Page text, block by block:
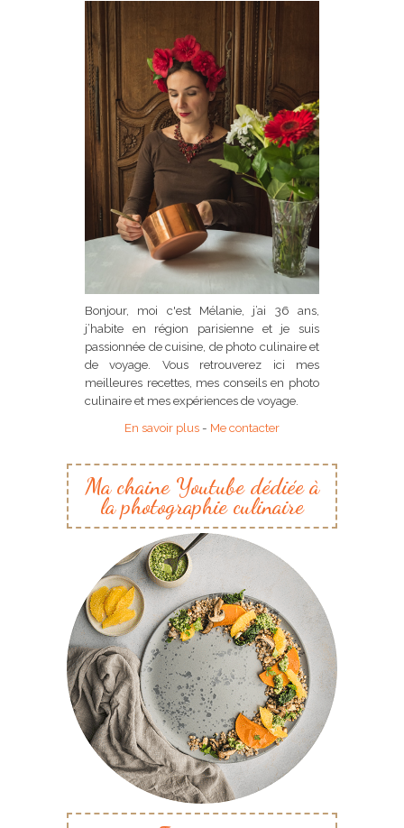
Bonjour, moi c'est Mélanie, j’ai 36 ans,
j’habite en région parisienne et je suis
passionnée de cuisine, de photo culinaire et
de voyage. Vous retrouverez ici mes
meilleures recettes, mes conseils en photo
culinaire et mes expériences de voyage.
En savoir plus - Me contacter
Ma chaine Youtube dédiée à
la photographie culinaire